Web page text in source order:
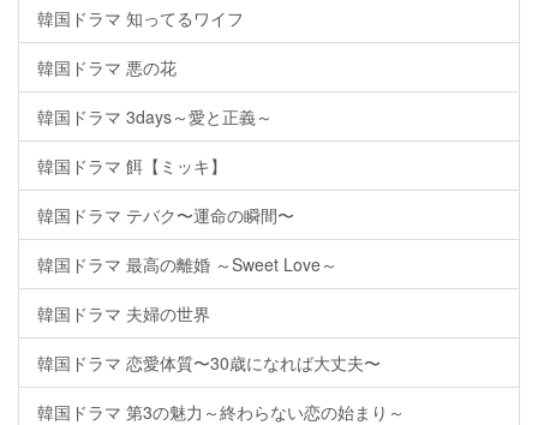
韓国ドラマ 知ってるワイフ
韓国ドラマ 悪の花
韓国ドラマ 3days～愛と正義～
韓国ドラマ 餌【ミッキ】
韓国ドラマ テバク〜運命の瞬間〜
韓国ドラマ 最高の離婚 ～Sweet Love～
韓国ドラマ 夫婦の世界
韓国ドラマ 恋愛体質〜30歳になれば大丈夫〜
韓国ドラマ 第3の魅力～終わらない恋の始まり～